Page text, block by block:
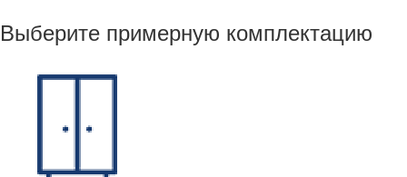
Выберите примерную комплектацию